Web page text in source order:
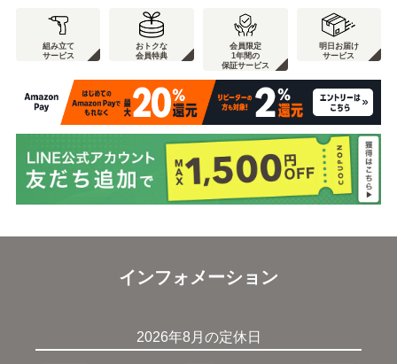
組み立て
サービス
おトクな
会員特典
会員限定
1年間の
保証サービス
明日お届け
サービス
インフォメーション
2026年8月の定休日